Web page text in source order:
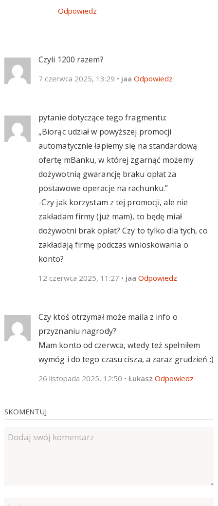
Odpowiedz
Czyli 1200 razem?
7 czerwca 2025, 13:29 • jaa Odpowiedz
pytanie dotyczące tego fragmentu:
„Biorąc udział w powyższej promocji
automatycznie łapiemy się na standardową
ofertę mBanku, w której zgarnąć możemy
dożywotnią gwarancję braku opłat za
postawowe operacje na rachunku.”
-Czy jak korzystam z tej promocji, ale nie
zakładam firmy (już mam), to będę miał
dożywotni brak opłat? Czy to tylko dla tych, co
zakładają firmę podczas wnioskowania o
konto?
12 czerwca 2025, 11:27 • jaa Odpowiedz
Czy ktoś otrzymał może maila z info o
przyznaniu nagrody?
Mam konto od czerwca, wtedy też spełniłem
wymóg i do tego czasu cisza, a zaraz grudzień :)
26 listopada 2025, 12:50 • Łukasz Odpowiedz
SKOMENTUJ